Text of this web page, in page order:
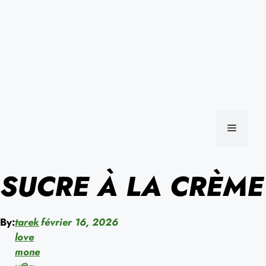
MENU
SUCRE À LA CRÈME
By:tarek
love
mone
février 16, 2026